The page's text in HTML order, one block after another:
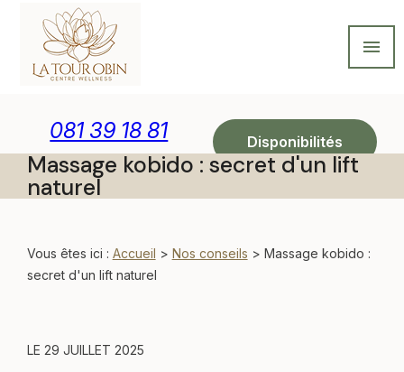
menu
081 39 18 81 Disponibilités
Massage kobido : secret d'un lift
naturel
Vous êtes ici : Accueil > Nos conseils > Massage kobido :
secret d'un lift naturel
LE 29 JUILLET 2025
Panneau de gestion des cookies